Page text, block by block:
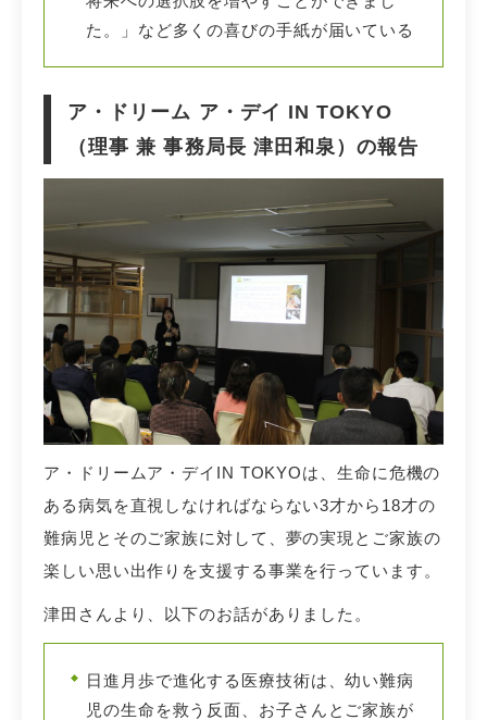
た。」など多くの喜びの手紙が届いている
ア・ドリーム ア・デイ IN TOKYO
（理事 兼 事務局長 津田和泉）の報告
ア・ドリームア・デイIN TOKYOは、生命に危機の
ある病気を直視しなければならない3才から18才の
難病児とそのご家族に対して、夢の実現とご家族の
楽しい思い出作りを支援する事業を行っています。
津田さんより、以下のお話がありました。
日進月歩で進化する医療技術は、幼い難病
児の生命を救う反面、お子さんとご家族が